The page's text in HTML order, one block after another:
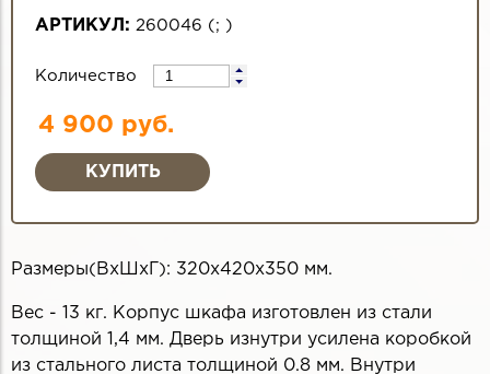
АРТИКУЛ: 260046 ( ; )
Количество
4 900 руб.
Размеры(ВхШхГ): 320х420х350 мм.
Вес - 13 кг. Корпус шкафа изготовлен из стали
толщиной 1,4 мм. Дверь изнутри усилена коробкой
из стального листа толщиной 0.8 мм. Внутри